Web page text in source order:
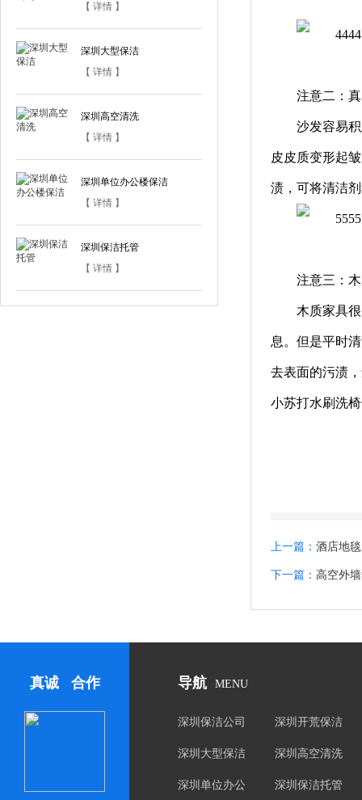
【 详情 】
深圳大型保洁
【 详情 】
深圳高空清洗
【 详情 】
深圳单位办公楼保洁
【 详情 】
深圳保洁托管
【 详情 】
注意二：
沙发容易
皮皮质变形起
渍，可将清洁
注意三：
木质家具
息。但是平时
去表面的污渍
小苏打水刷洗
上一篇： 酒店地
下一篇： 高空外
真诚 合作 导航 MENU
深圳保洁公司 深圳开荒保洁
深圳大型保洁 深圳高空清洗
深圳单位办公
深圳保洁托管